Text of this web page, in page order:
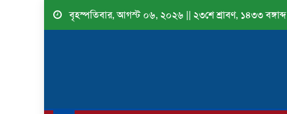
Skip
বৃহস্পতিবার, আগস্ট ০৬, ২০২৬ || ২৩শে শ্রাবণ, ১৪৩৩ বঙ্গাব্দ